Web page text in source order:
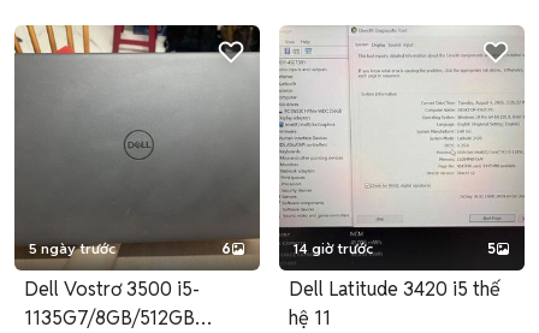
5 ngày trước 6
Dell Vostrơ 3500 i5-
1135G7/8GB/512GB
14 giờ trước 5
Dell Latitude 3420 i5 thế
hệ 11